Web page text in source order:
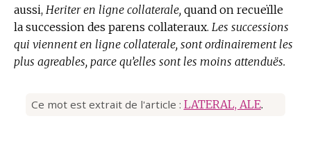
aussi, Heriter en ligne collaterale, quand on recueïlle
la succession des parens collateraux. Les successions
qui viennent en ligne collaterale, sont ordinairement les
plus agreables, parce qu’elles sont les moins attenduës.
Ce mot est extrait de l'article : LATERAL, ALE.